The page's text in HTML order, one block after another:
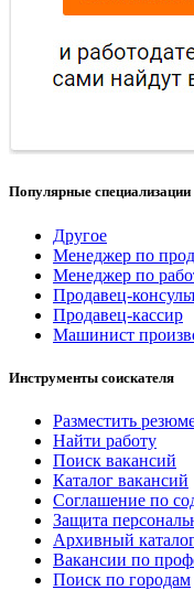
Популярные специализации
Другое
Менеджер по
Менеджер по
Продавец-
Продавец-кассир
Машинист
Инструменты соискателя
Разместить
Найти работу
Поиск вакансий
Каталог вакансий
Соглашение по
Защита
Архивный
Вакансии по
Поиск по городам